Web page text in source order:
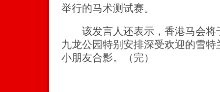
举行的马术测试赛。
该发言人还表示，香港马会将
九龙公园特别安排深受欢迎的雪
小朋友合影。（完）